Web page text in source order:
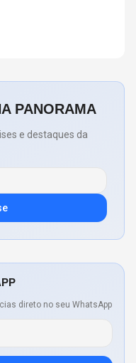
PANORAMA
e destaques da
direto no seu WhatsApp